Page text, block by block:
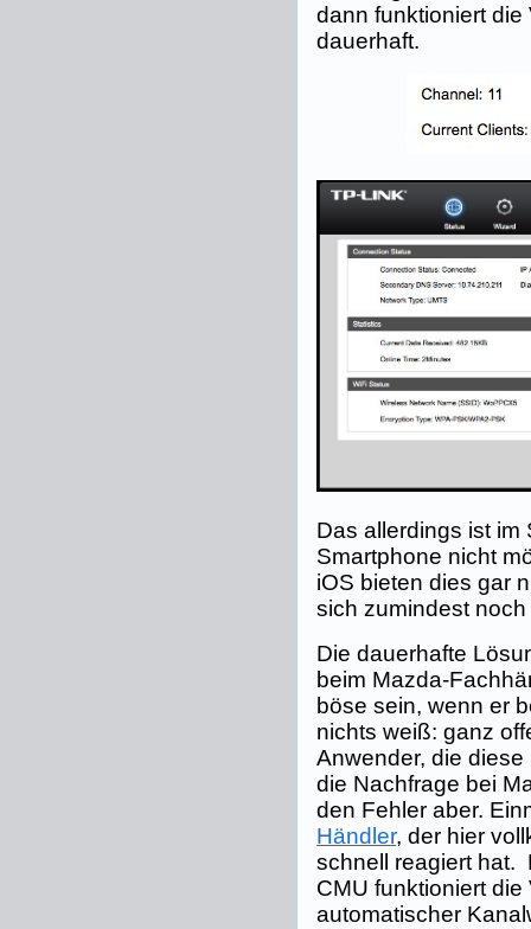
dann funktioniert
dauerhaft.
Das allerdings ist im
Smartphone nicht
iOS bieten dies gar
sich zumindest
Die dauerhafte
beim Mazda-
böse sein, wenn er
nichts weiß: ganz
Anwender, die
die Nachfrage bei
den Fehler aber.
Händler, der hier
schnell reagiert hat.
CMU funktioniert
automatischer